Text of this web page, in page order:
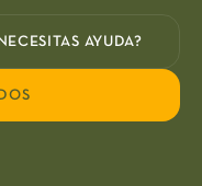
AYUDA?